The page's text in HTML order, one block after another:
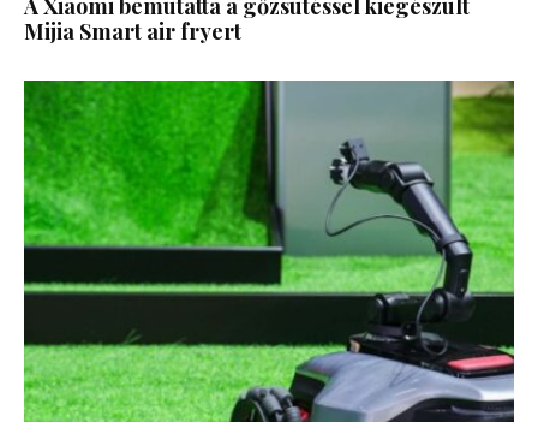
A Xiaomi bemutatta a gőzsütéssel kiegészült
Mijia Smart air fryert